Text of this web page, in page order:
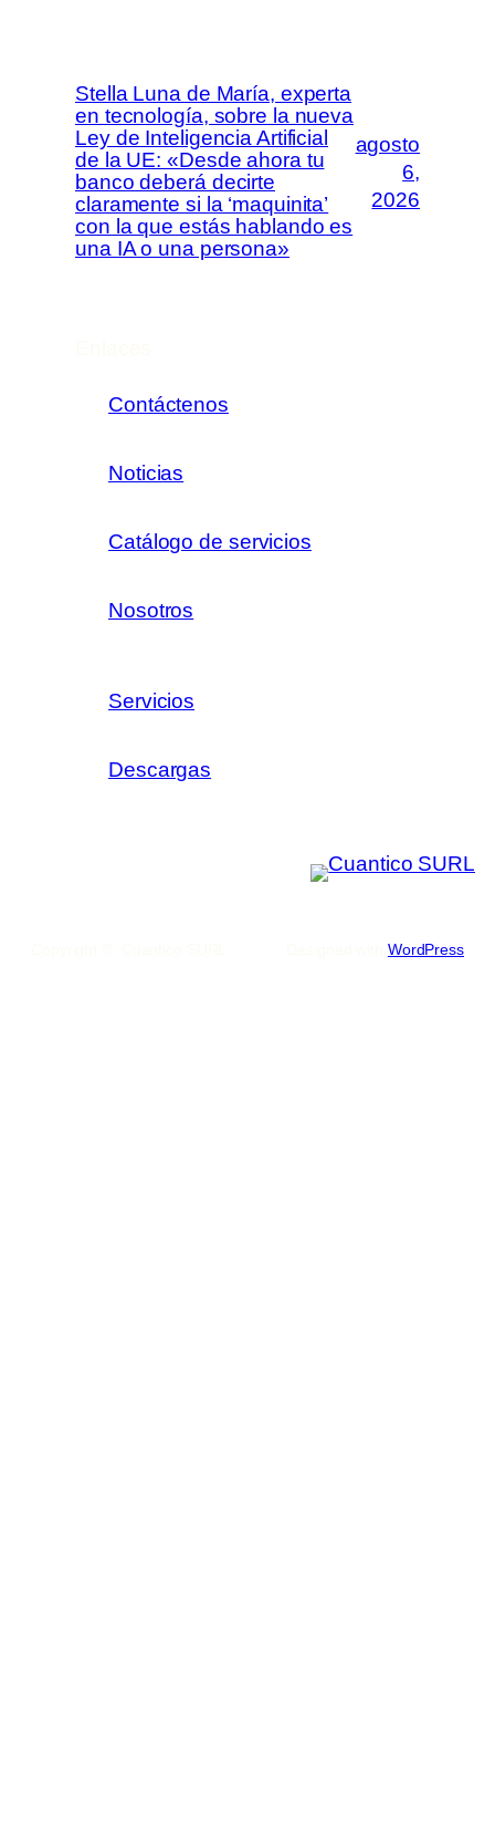
Stella Luna de María, experta
en tecnología, sobre la nueva
Ley de Inteligencia Artificial
de la UE: «Desde ahora tu
banco deberá decirte
claramente si la ‘maquinita’
con la que estás hablando es
una IA o una persona»
agosto
6,
2026
Contáctenos
Noticias
Catálogo de servicios
Nosotros
Servicios
Descargas
WordPress